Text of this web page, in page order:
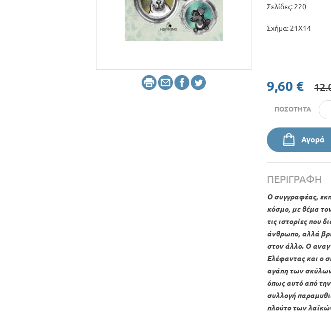
Σελίδες: 220
Σχήμα: 21Χ14
9,60 €
ΠΟΣΌΤΗΤΑ
Αγορά
ΠΕΡΙΓΡΑΦΉ
Ο συγγραφέας,
κόσμο, με θέμα
τις ιστορίες που
άνθρωπο, αλλά
στον άλλο. Ο
Ελέφαντας και ο
αγάπη των
όπως αυτό από την
συλλογή
πλούτο των